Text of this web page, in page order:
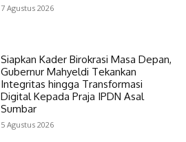
7 Agustus 2026
Siapkan Kader Birokrasi Masa Depan,
Gubernur Mahyeldi Tekankan
Integritas hingga Transformasi
Digital Kepada Praja IPDN Asal
Sumbar
5 Agustus 2026